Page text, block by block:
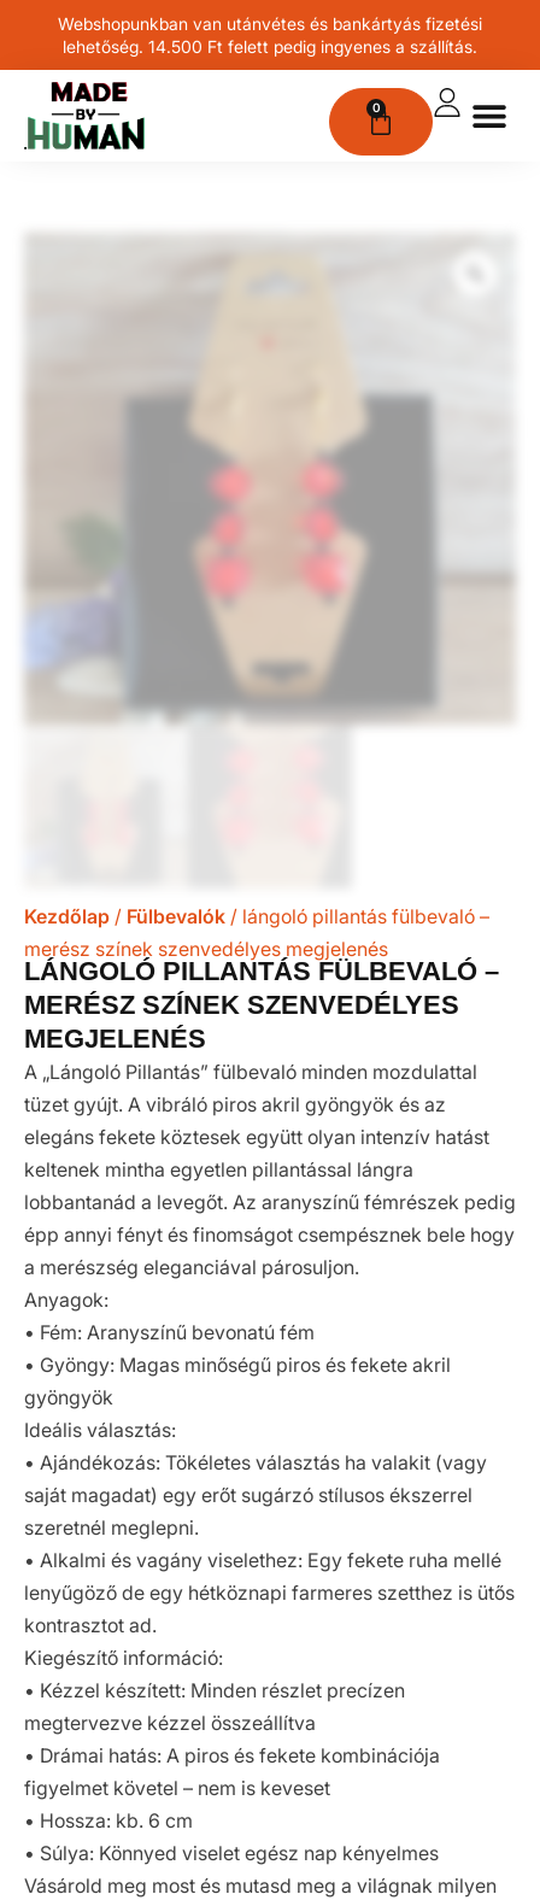
Webshopunkban van utánvétes és bankártyás fizetési
lehetőség. 14.500 Ft felett pedig ingyenes a szállítás.
0
Kezdőlap / Fülbevalók / lángoló pillantás fülbevaló –
merész színek szenvedélyes megjelenés
LÁNGOLÓ PILLANTÁS FÜLBEVALÓ –
MERÉSZ SZÍNEK SZENVEDÉLYES
MEGJELENÉS
A „Lángoló Pillantás” fülbevaló minden mozdulattal
tüzet gyújt. A vibráló piros akril gyöngyök és az
elegáns fekete köztesek együtt olyan intenzív hatást
keltenek mintha egyetlen pillantással lángra
lobbantanád a levegőt. Az aranyszínű fémrészek pedig
épp annyi fényt és finomságot csempésznek bele hogy
a merészség eleganciával párosuljon.
Anyagok:
• Fém: Aranyszínű bevonatú fém
• Gyöngy: Magas minőségű piros és fekete akril
gyöngyök
Ideális választás:
• Ajándékozás: Tökéletes választás ha valakit (vagy
saját magadat) egy erőt sugárzó stílusos ékszerrel
szeretnél meglepni.
• Alkalmi és vagány viselethez: Egy fekete ruha mellé
lenyűgöző de egy hétköznapi farmeres szetthez is ütős
kontrasztot ad.
Kiegészítő információ:
• Kézzel készített: Minden részlet precízen
megtervezve kézzel összeállítva
• Drámai hatás: A piros és fekete kombinációja
figyelmet követel – nem is keveset
• Hossza: kb. 6 cm
• Súlya: Könnyed viselet egész nap kényelmes
Vásárold meg most és mutasd meg a világnak milyen